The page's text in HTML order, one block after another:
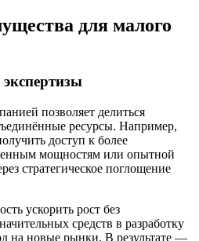
для малого
позволяет делиться
ресурсы. Например,
доступ к более
мощностям или опытной
стратегическое поглощение
ускорить рост без
средств в разработку
на новые рынки. В результате —